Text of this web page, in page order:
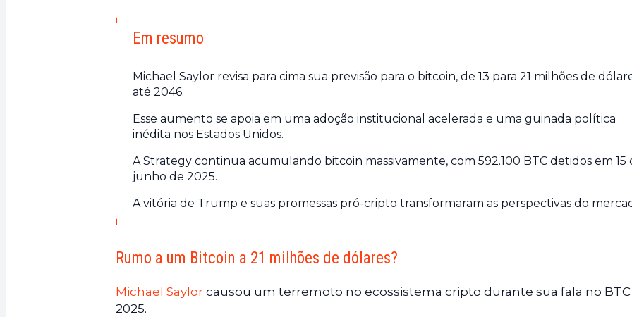
Em resumo
Michael Saylor revisa para cima sua previsão para o bitcoin, de 13 para 21 milhões de
até 2046.
Esse aumento se apoia em uma adoção institucional acelerada e uma guinada política
inédita nos Estados Unidos.
A Strategy continua acumulando bitcoin massivamente, com 592.100 BTC detidos em 15
junho de 2025.
A vitória de Trump e suas promessas pró-cripto transformaram as perspectivas do
Rumo a um Bitcoin a 21 milhões de dólares?
Michael Saylor causou um terremoto no ecossistema cripto durante sua fala no BTC
2025.